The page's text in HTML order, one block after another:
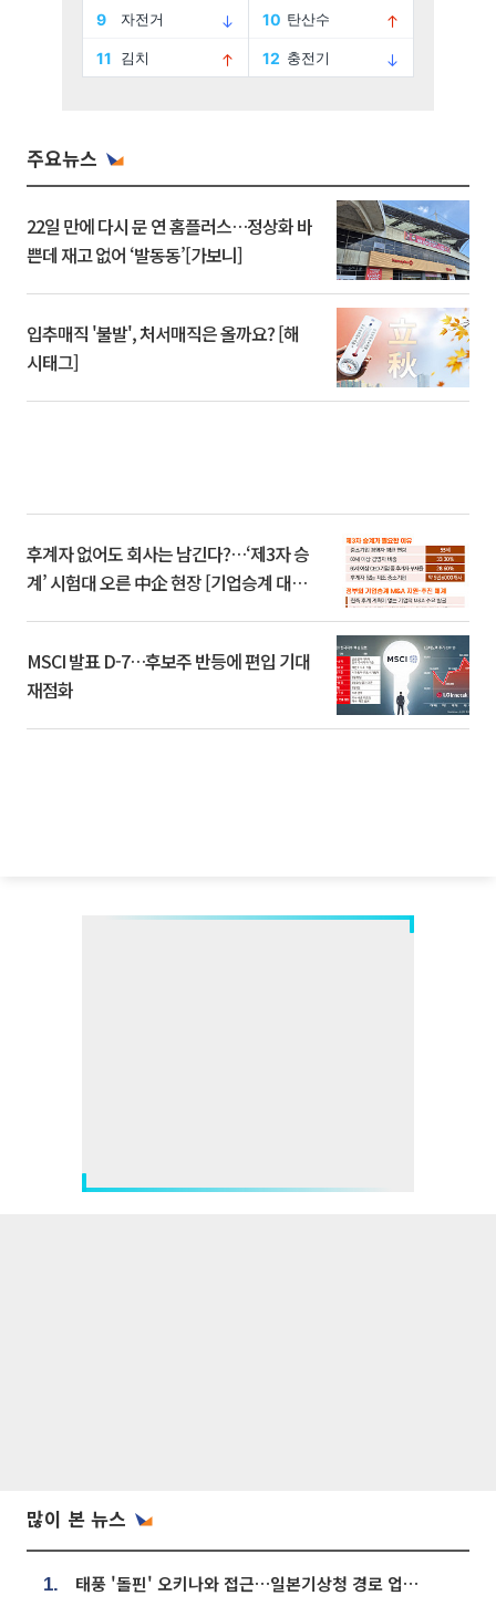
주요뉴스
22일 만에 다시 문 연 홈플러스…정상화 바
쁜데 재고 없어 ‘발동동’[가보니]
입추매직 '불발', 처서매직은 올까요? [해
시태그]
후계자 없어도 회사는 남긴다?…‘제3자 승
계’ 시험대 오른 中企 현장 [기업승계 대전
MSCI 발표 D-7…후보주 반등에 편입 기대
재점화
많이 본 뉴스
1. 태풍 '돌핀' 오키나와 접근…일본기상청 경로 업데이트